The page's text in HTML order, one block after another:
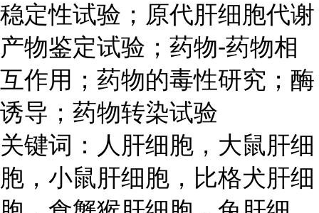
稳定性试验；原代肝细胞代谢
产物鉴定试验；药物-药物相
互作用；药物的毒性研究；酶
诱导；药物转染试验
关键词：人肝细胞，大鼠肝细
胞，小鼠肝细胞，比格犬肝细